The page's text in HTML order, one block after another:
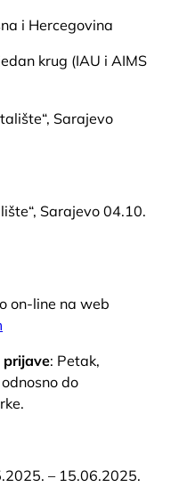
i Hercegovina
krug (IAU i AIMS
Sarajevo
Sarajevo 04.10.
on-line na web
prijave: Petak,
do
– 15.06.2025.